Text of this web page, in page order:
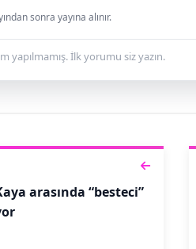
sonra yayına alınır.
yapılmamış. İlk yorumu siz yazın.
arasında “besteci”